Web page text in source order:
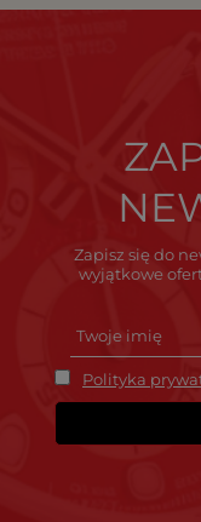
Zapisz się do
wyjątkowe
Polityka